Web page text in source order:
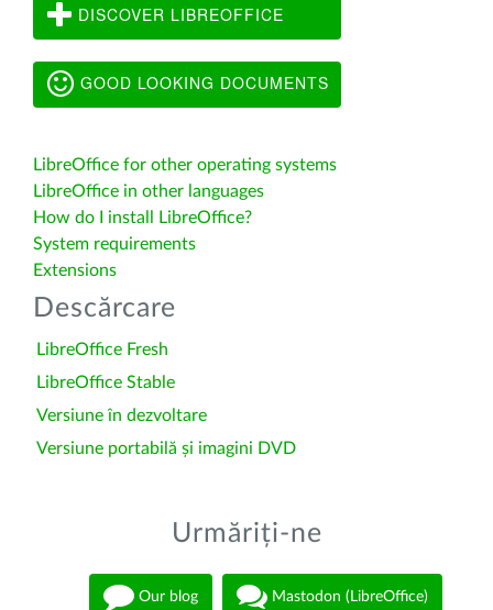
DISCOVER LIBREOFFICE
GOOD LOOKING DOCUMENTS
LibreOffice for other operating systems
LibreOffice in other languages
How do I install LibreOffice?
System requirements
Extensions
Descărcare
LibreOffice Fresh
LibreOffice Stable
Versiune în dezvoltare
Versiune portabilă și imagini DVD
Urmăriți-ne
Our blog Mastodon (LibreOffice)